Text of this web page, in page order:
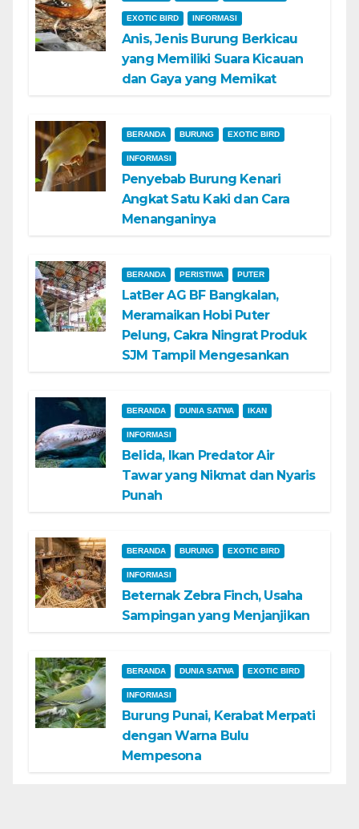
EXOTIC BIRD INFORMASI
Anis, Jenis Burung Berkicau
yang Memiliki Suara Kicauan
dan Gaya yang Memikat
BERANDA BURUNG EXOTIC BIRD
INFORMASI
Penyebab Burung Kenari
Angkat Satu Kaki dan Cara
Menanganinya
BERANDA PERISTIWA PUTER
LatBer AG BF Bangkalan,
Meramaikan Hobi Puter
Pelung, Cakra Ningrat Produk
SJM Tampil Mengesankan
BERANDA DUNIA SATWA IKAN
INFORMASI
Belida, Ikan Predator Air
Tawar yang Nikmat dan Nyaris
Punah
BERANDA BURUNG EXOTIC BIRD
INFORMASI
Beternak Zebra Finch, Usaha
Sampingan yang Menjanjikan
BERANDA DUNIA SATWA EXOTIC BIRD
INFORMASI
Burung Punai, Kerabat Merpati
dengan Warna Bulu
Mempesona